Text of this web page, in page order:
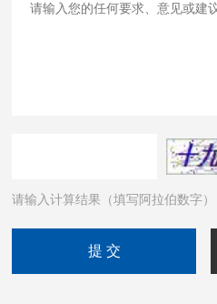
请输入计算结果（填写阿拉伯数字